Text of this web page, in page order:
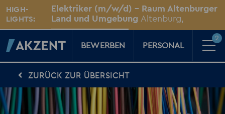
HIGH-
LIGHTS:
Elektriker (m/w/d) - Raum Altenburger
Land und Umgebung Altenburg,
Thüringen
Für Kandidaten
Karriere-Kompass
News, Tipps & Tricks rund um deinen Traumjob
Für Unternehmen
Für Sie vor Ort
BEWERBEN PERSONAL
2
ZURÜCK ZUR ÜBERSICHT